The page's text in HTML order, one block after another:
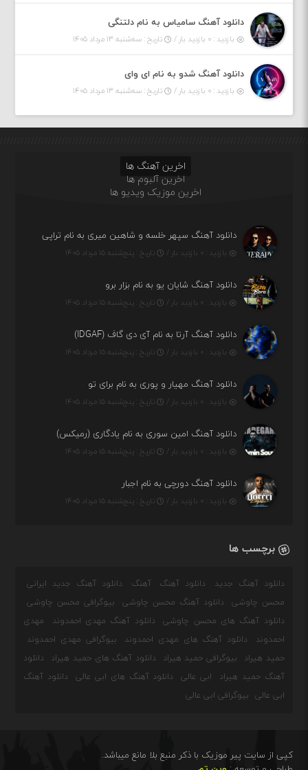
دانلود آهنگ سامیاس به نام دلتنگی
بازدید : ۰ بازدید بار / تاریخ : سه‌شنبه ۱۳ مرداد ۱۴۰۵
دانلود آهنگ شدو به نام ای وای
بازدید : ۰ بازدید بار / تاریخ : سه‌شنبه ۱۳ مرداد ۱۴۰۵
اخرین آهنگ ها
اخرین آلبوم ها
اخرین موزیک ویدیو ها
دانلود آهنگ سپهر خلسه و شاهین میری به نام تراپی
بازدید : ۰ بازدید بار / تاریخ : پنج‌شنبه ۱۵ مرداد ۱۴۰۵
دانلود آهنگ شایان یو به نام بزار برو
بازدید : ۰ بازدید بار / تاریخ : پنج‌شنبه ۱۵ مرداد ۱۴۰۵
دانلود آهنگ آرتا به نام آی دی گاف (IDGAF)
بازدید : ۰ بازدید بار / تاریخ : پنج‌شنبه ۱۵ مرداد ۱۴۰۵
دانلود آهنگ مهیار و پوری به نام برای تو
بازدید : ۰ بازدید بار / تاریخ : پنج‌شنبه ۱۵ مرداد ۱۴۰۵
دانلود آهنگ امین سوری به نام یادگاری (رمیکس)
بازدید : ۰ بازدید بار / تاریخ : پنج‌شنبه ۱۵ مرداد ۱۴۰۵
دانلود آهنگ دورچی به نام اجبار
بازدید : ۰ بازدید بار / تاریخ : پنج‌شنبه ۱۵ مرداد ۱۴۰۵
برچسب ها
دانلود آهنگ جدید دانلود آهنگ آهنگ
دانلود آهنگ جدید ایرانی
محسن چاوشی
دانلود آهنگ محسن چاوشی
بیوگرافی محسن چاوشی
دانلود آهنگ های محسن چاوشی
دانلود آهنگ مهدی احمدوند
مهدی
احمدوند
دانلود آهنگ های مهدی احمدوند
بیوگرافی مهدی احمدوند
حمید هیراد
بیوگرافی حمید هیراد دانلود آهنگ های حمید هیراد
دانلود
آهنگ حمید هیراد
ابی عالی دانلود آهنگ های ابی عالی
دانلود آهنگ
ابی عالی
بیوگرافی ابی عالی
کپی از سایت پیر موزیک با ذکر منبع بلا مانع میباشد.